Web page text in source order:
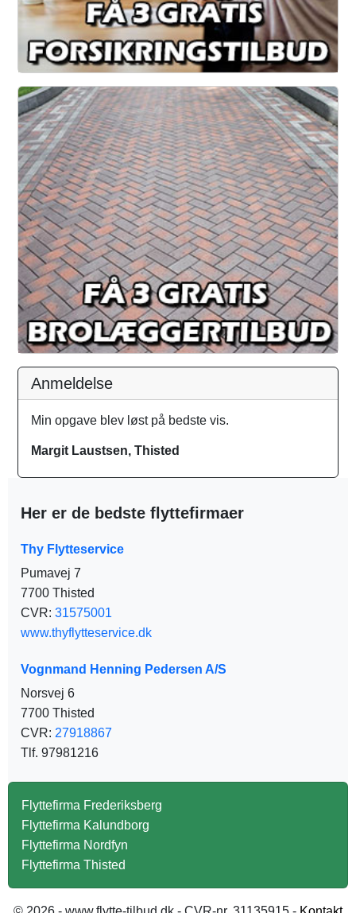
Anmeldelse
Min opgave blev løst på bedste vis.
Margit Laustsen, Thisted
Her er de bedste flyttefirmaer
Thy Flytteservice
Pumavej 7
7700 Thisted
CVR: 31575001
www.thyflytteservice.dk
Vognmand Henning Pedersen A/S
Norsvej 6
7700 Thisted
CVR: 27918867
Tlf. 97981216
Flyttefirma Frederiksberg
Flyttefirma Kalundborg
Flyttefirma Nordfyn
Flyttefirma Thisted